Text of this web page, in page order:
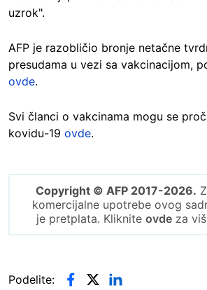
uzrok".
AFP je razobličio bronje netačne
presudama u vezi sa vakcinacijom,
ovde.
Svi članci o vakcinama mogu se
kovidu-19 ovde.
Copyright © AFP 2017-2026.
komercijalne upotrebe ovog
je pretplata. Kliknite ovdeza
Podelite: